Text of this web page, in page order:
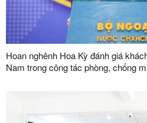
Hoan nghênh Hoa Kỳ đánh giá
Nam trong công tác phòng, chống